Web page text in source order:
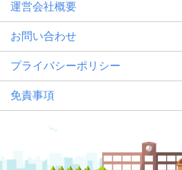
運営会社概要
お問い合わせ
プライバシーポリシー
免責事項